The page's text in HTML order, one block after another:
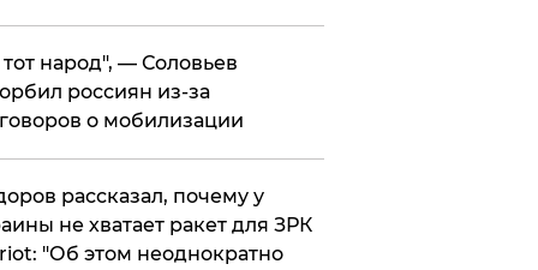
народ", — Соловьев
россиян из-за
о мобилизации
рассказал, почему у
не хватает ракет для ЗРК
"Об этом неоднократно